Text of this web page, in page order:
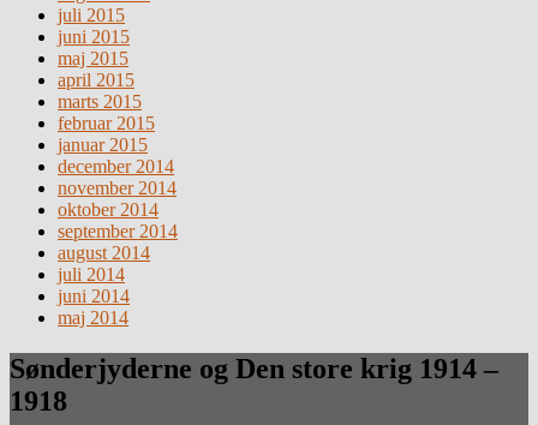
juli 2015
juni 2015
maj 2015
april 2015
marts 2015
februar 2015
januar 2015
december 2014
november 2014
oktober 2014
september 2014
august 2014
juli 2014
juni 2014
maj 2014
Sønderjyderne og Den store krig 1914 –
1918